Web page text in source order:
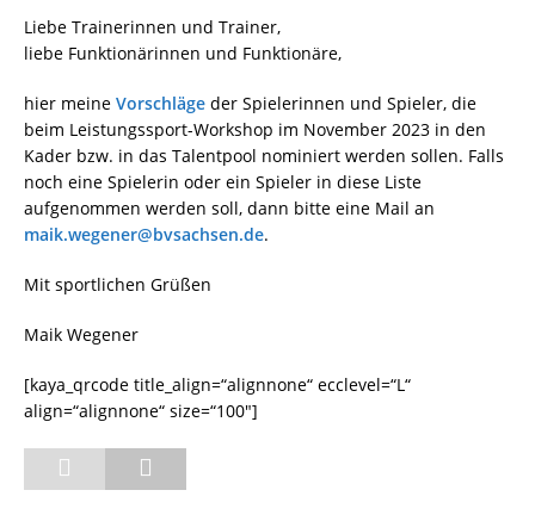
Liebe Trainerinnen und Trainer,
liebe Funktionärinnen und Funktionäre,
hier meine Vorschläge der Spielerinnen und Spieler, die
beim Leistungssport-Workshop im November 2023 in den
Kader bzw. in das Talentpool nominiert werden sollen. Falls
noch eine Spielerin oder ein Spieler in diese Liste
aufgenommen werden soll, dann bitte eine Mail an
maik.wegener@bvsachsen.de.
Mit sportlichen Grüßen
Maik Wegener
[kaya_qrcode title_align=“alignnone“ ecclevel=“L“
align=“alignnone“ size=“100″]